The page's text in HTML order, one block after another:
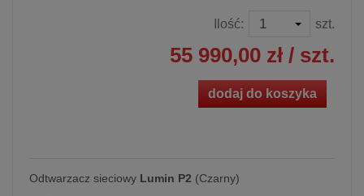
Ilość: szt.
55 990,00 zł / szt.
dodaj do koszyka
Odtwarzacz sieciowy Lumin P2 (Czarny)